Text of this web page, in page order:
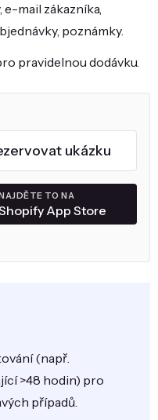
mail zákazníka,
poznámky.
pravidelnou dodávku.
ukázku
TO NA
App Store
(např.
>48 hodin) pro
případů.